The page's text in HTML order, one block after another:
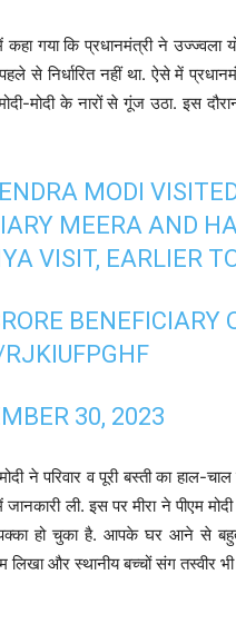
गया कि प्रधानमंत्री ने उज्‍ज्‍वला
पहले से निर्धारित नहीं था. ऐसे में
मोदी के नारों से गूंज उठा. इस
MODI
MEERA AND
VISIT, EARLIER
30, 2023
ने परिवार व पूरी बस्ती का हाल-चाल
जानकारी ली. इस पर मीरा ने पीएम
हो चुका है. आपके घर आने से
लिखा और स्थानीय बच्चों संग तस्वीर